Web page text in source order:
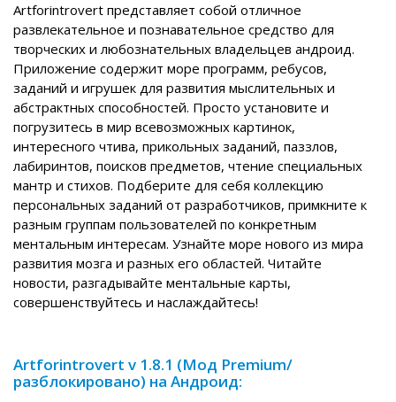
Artforintrovert представляет собой отличное
развлекательное и познавательное средство для
творческих и любознательных владельцев андроид.
Приложение содержит море программ, ребусов,
заданий и игрушек для развития мыслительных и
абстрактных способностей. Просто установите и
погрузитесь в мир всевозможных картинок,
интересного чтива, прикольных заданий, паззлов,
лабиринтов, поисков предметов, чтение специальных
мантр и стихов. Подберите для себя коллекцию
персональных заданий от разработчиков, примкните к
разным группам пользователей по конкретным
ментальным интересам. Узнайте море нового из мира
развития мозга и разных его областей. Читайте
новости, разгадывайте ментальные карты,
совершенствуйтесь и наслаждайтесь!
Artforintrovert v 1.8.1 (Мод Premium/
разблокировано) на Андроид: